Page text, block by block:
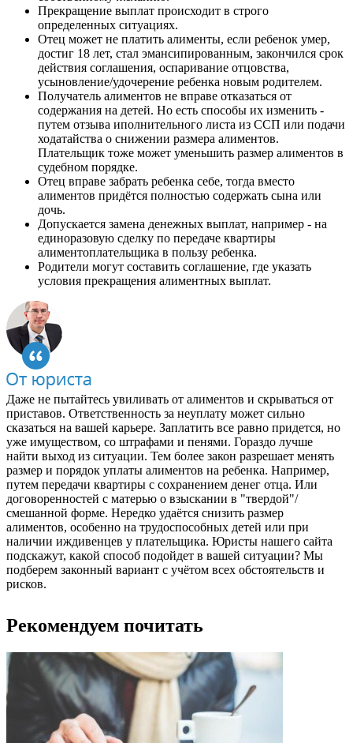
Прекращение выплат происходит в строго
определенных ситуациях.
Отец может не платить алименты, если ребенок умер,
достиг 18 лет, стал эмансипированным, закончился срок
действия соглашения, оспаривание отцовства,
усыновление/удочерение ребенка новым родителем.
Получатель алиментов не вправе отказаться от
содержания на детей. Но есть способы их изменить -
путем отзыва иполнительного листа из ССП или подачи
ходатайства о снижении размера алиментов.
Плательщик тоже может уменьшить размер алиментов в
судебном порядке.
Отец вправе забрать ребенка себе, тогда вместо
алиментов придётся полностью содержать сына или
дочь.
Допускается замена денежных выплат, например - на
единоразовую сделку по передаче квартиры
алиментоплательщика в пользу ребенка.
Родители могут составить соглашение, где указать
условия прекращения алиментных выплат.
Даже не пытайтесь увиливать от алиментов и скрываться от
приставов. Ответственность за неуплату может сильно
сказаться на вашей карьере. Заплатить все равно придется, но
уже имуществом, со штрафами и пенями. Гораздо лучше
найти выход из ситуации. Тем более закон разрешает менять
размер и порядок уплаты алиментов на ребенка. Например,
путем передачи квартиры с сохранением денег отца. Или
договоренностей с матерью о взыскании в "твердой"/
смешанной форме. Нередко удаётся снизить размер
алиментов, особенно на трудоспособных детей или при
наличии иждивенцев у плательщика. Юристы нашего сайта
подскажут, какой способ подойдет в вашей ситуации? Мы
подберем законный вариант с учётом всех обстоятельств и
рисков.
Рекомендуем почитать